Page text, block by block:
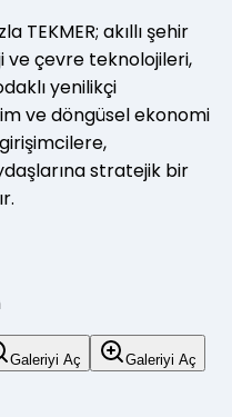
TEKMER; akıllı şehir
ve çevre teknolojileri,
yenilikçi
ve döngüsel ekonomi
stratejik bir
Galeriyi Aç Galeriyi Aç